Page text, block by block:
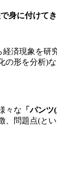
身に付けてき
済現象を研
形を分析)
々な 「パンツ
、問題点(と